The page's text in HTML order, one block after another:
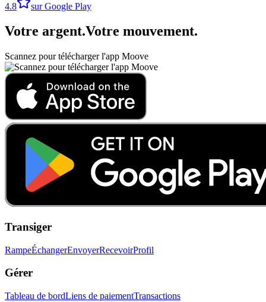
4.8 sur Google Play
Votre argent.Votre mouvement.
Scannez pour télécharger l'app Moove
Transiger
RampeÉchangerEnvoyerRecevoirProfil
Gérer
Tableau de bordLiens de paiementTransactions